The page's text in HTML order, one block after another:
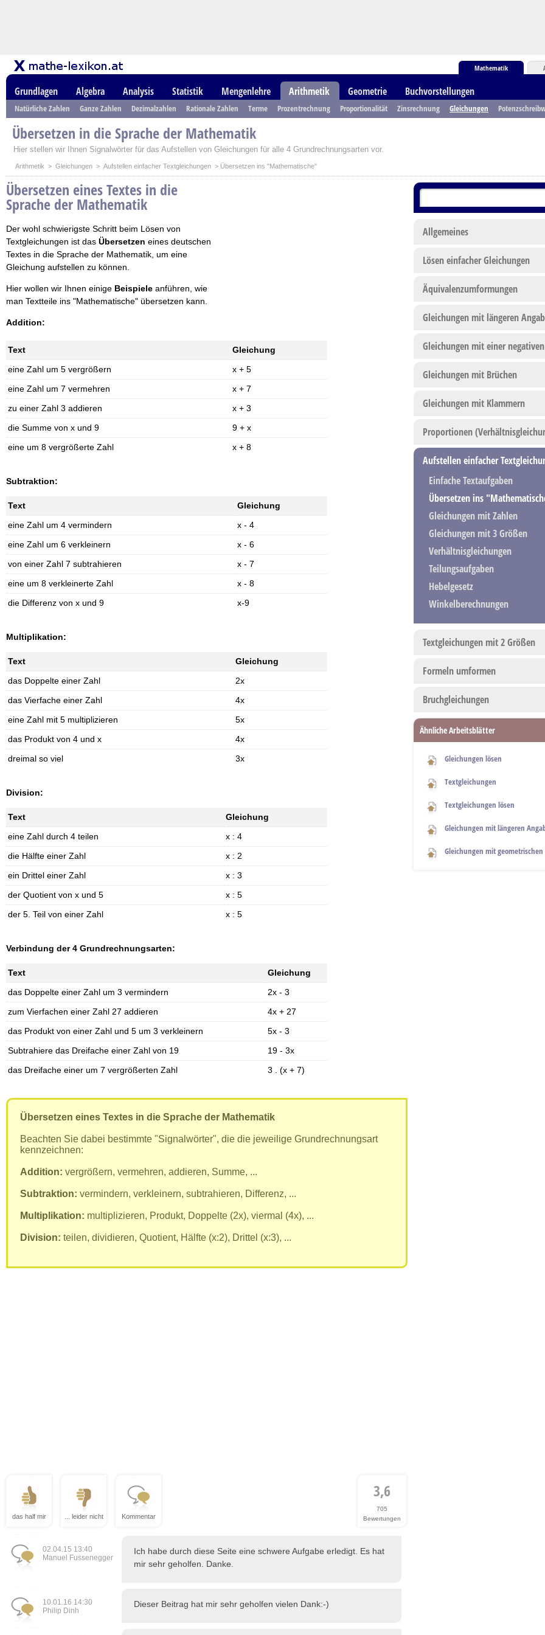
Mathematik
Grundlagen Algebra Analysis Statistik Mengenlehre Arithmetik Geometrie Buchvorstellungen
Natürliche Zahlen Ganze Zahlen Dezimalzahlen Rationale Zahlen Terme Prozentrechnung Proportionalität Zinsrechnung Gleichungen
Übersetzen in die Sprache der Mathematik
Hier stellen wir Ihnen Signalwörter für das Aufstellen von Gleichungen für alle 4 Grundrechnungsarten vor.
Arithmetik > Gleichungen > Aufstellen einfacher Textgleichungen > Übersetzen ins "Mathematische"
Übersetzen eines Textes in die
Sprache der Mathematik
Der wohl schwierigste Schritt beim Lösen von
Textgleichungen ist das Übersetzen eines deutschen
Textes in die Sprache der Mathematik, um eine
Gleichung aufstellen zu können.
Hier wollen wir Ihnen einige Beispiele anführen, wie
man Textteile ins "Mathematische" übersetzen kann.
Addition:
Text
Gleichung
eine Zahl um 5 vergrößern
x + 5
eine Zahl um 7 vermehren
x + 7
zu einer Zahl 3 addieren
x + 3
die Summe von x und 9
9 + x
eine um 8 vergrößerte Zahl
x + 8
Subtraktion:
Text
Gleichung
eine Zahl um 4 vermindern
x - 4
eine Zahl um 6 verkleinern
x - 6
von einer Zahl 7 subtrahieren
x - 7
eine um 8 verkleinerte Zahl
x - 8
die Differenz von x und 9
x-9
Multiplikation:
Text
Gleichung
das Doppelte einer Zahl
2x
das Vierfache einer Zahl
4x
eine Zahl mit 5 multiplizieren
5x
das Produkt von 4 und x
4x
dreimal so viel
3x
Division:
Text
Gleichung
eine Zahl durch 4 teilen
x : 4
die Hälfte einer Zahl
x : 2
ein Drittel einer Zahl
x : 3
der Quotient von x und 5
x : 5
der 5. Teil von einer Zahl
x : 5
Verbindung der 4 Grundrechnungsarten:
Text
Gleichung
das Doppelte einer Zahl um 3 vermindern
2x - 3
zum Vierfachen einer Zahl 27 addieren
4x + 27
das Produkt von einer Zahl und 5 um 3 verkleinern
5x - 3
Subtrahiere das Dreifache einer Zahl von 19
19 - 3x
das Dreifache einer um 7 vergrößerten Zahl
3 . (x + 7)
Übersetzen eines Textes in die Sprache der Mathematik
Beachten Sie dabei bestimmte "Signalwörter", die die jeweilige Grundrechnungsart
kennzeichnen:
Addition: vergrößern, vermehren, addieren, Summe, ...
Subtraktion: vermindern, verkleinern, subtrahieren, Differenz, ...
Multiplikation: multiplizieren, Produkt, Doppelte (2x), viermal (4x), ...
Division: teilen, dividieren, Quotient, Hälfte (x:2), Drittel (x:3), ...
das half mir ... leider nicht Kommentar
3,6
705
Bewertungen
02.04.15 13:40
Manuel Fussenegger
Ich habe durch diese Seite eine schwere Aufgabe erledigt. Es hat
mir sehr geholfen. Danke.
10.01.16 14:30
Philip Dinh
Dieser Beitrag hat mir sehr geholfen vielen Dank:-)
Allgemeines
Lösen einfacher Gleichungen
Äquivalenzumformungen
Gleichungen mit längeren
Gleichungen mit einer
Gleichungen mit Brüchen
Gleichungen mit Klammern
Proportionen
Aufstellen einfacher
Einfache Textaufgaben
Übersetzen ins
Gleichungen mit Zahlen
Gleichungen mit 3 Größen
Verhältnisgleichungen
Teilungsaufgaben
Hebelgesetz
Winkelberechnungen
Textgleichungen mit 2 Größen
Formeln umformen
Bruchgleichungen
Ähnliche Arbeitsblätter
Gleichungen lösen
Textgleichungen
Textgleichungen lösen
Gleichungen mit längeren
Gleichungen mit geometrischen